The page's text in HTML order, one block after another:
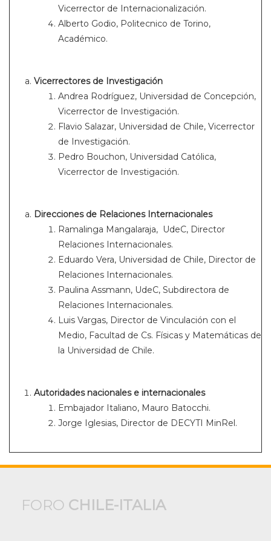
Vicerrector de Internacionalización.
Alberto Godio, Politecnico de Torino,
Académico.
Vicerrectores de Investigación
Andrea Rodríguez, Universidad de Concepción,
Vicerrector de Investigación.
Flavio Salazar, Universidad de Chile, Vicerrector
de Investigación.
Pedro Bouchon, Universidad Católica,
Vicerrector de Investigación.
Direcciones de Relaciones Internacionales
Ramalinga Mangalaraja, UdeC, Director
Relaciones Internacionales.
Eduardo Vera, Universidad de Chile, Director de
Relaciones Internacionales.
Paulina Assmann, UdeC, Subdirectora de
Relaciones Internacionales.
Luis Vargas, Director de Vinculación con el
Medio, Facultad de Cs. Físicas y Matemáticas de
la Universidad de Chile.
Autoridades nacionales e internacionales
Embajador Italiano, Mauro Batocchi.
Jorge Iglesias, Director de DECYTI MinRel.
FORO CHILE-ITALIA